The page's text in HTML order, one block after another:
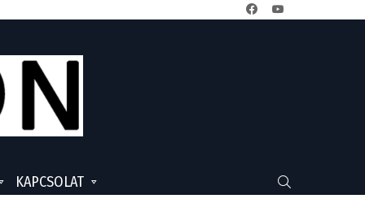
KAPCSOLAT